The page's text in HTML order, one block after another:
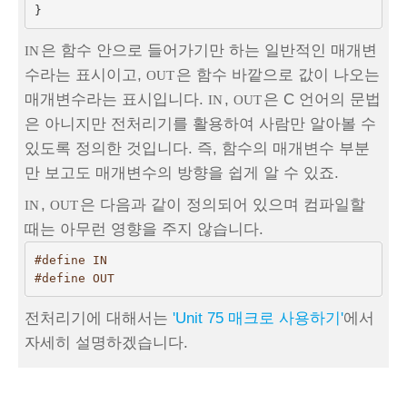
}
IN은 함수 안으로 들어가기만 하는 일반적인 매개변
수라는 표시이고, OUT은 함수 바깥으로 값이 나오는
매개변수라는 표시입니다. IN, OUT은 C 언어의 문법
은 아니지만 전처리기를 활용하여 사람만 알아볼 수
있도록 정의한 것입니다. 즉, 함수의 매개변수 부분
만 보고도 매개변수의 방향을 쉽게 알 수 있죠.
IN, OUT은 다음과 같이 정의되어 있으며 컴파일할
때는 아무런 영향을 주지 않습니다.
#define IN
#define OUT
전처리기에 대해서는 'Unit 75 매크로 사용하기'에서
자세히 설명하겠습니다.